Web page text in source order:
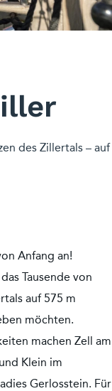
des Zillertals – auf
Anfang an!
Tausende von
auf 575 m
möchten.
machen Zell am
Klein im
Gerlosstein. Für